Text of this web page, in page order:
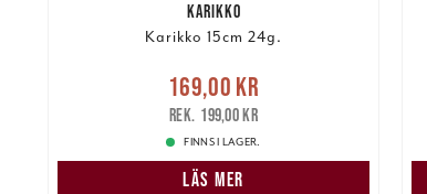
KARIKKO
Karikko 15cm 24g.
Nuvarande pris
Tidigare pris
169,00 kr
199,00 kr
FINNS I LAGER.
LÄS MER